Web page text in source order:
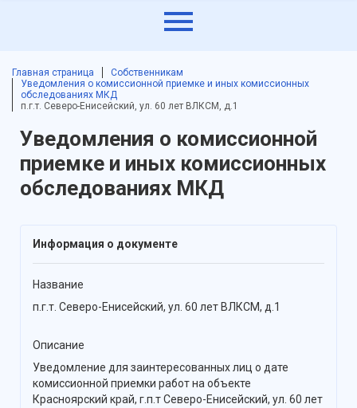
Главная страница
Собственникам
Уведомления о комиссионной приемке и иных комиссионных
обследованиях МКД
п.г.т. Северо-Енисейский, ул. 60 лет ВЛКСМ, д.1
Уведомления о комиссионной
приемке и иных комиссионных
обследованиях МКД
Информация о документе
Название
п.г.т. Северо-Енисейский, ул. 60 лет ВЛКСМ, д.1
Описание
Уведомление для заинтересованных лиц о дате
комиссионной приемки работ на объекте
Красноярский край, г.п.т Северо-Енисейский, ул. 60 лет